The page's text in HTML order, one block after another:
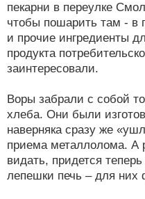
пекарни в переулке
чтобы пошарить там - в
и прочие ингредиенты
продукта
заинтересовали.
Воры забрали с собой
хлеба. Они были
наверняка сразу же
приема металлолома. А
видать, придется
лепешки печь – для них